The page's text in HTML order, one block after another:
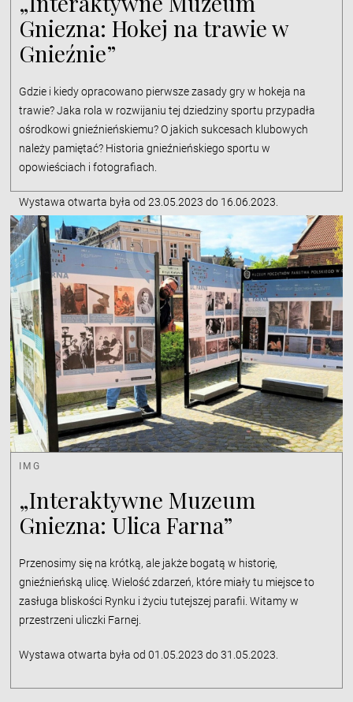
Gniezna: Hokej na trawie w
Gnieźnie”
Gdzie i kiedy opracowano pierwsze zasady gry w hokeja na
trawie? Jaka rola w rozwijaniu tej dziedziny sportu przypadła
ośrodkowi gnieźnieńskiemu? O jakich sukcesach klubowych
należy pamiętać? Historia gnieźnieńskiego sportu w
opowieściach i fotografiach.
Wystawa otwarta była od 23.05.2023 do 16.06.2023.
IMG
„Interaktywne Muzeum
Gniezna: Ulica Farna”
Przenosimy się na krótką, ale jakże bogatą w historię,
gnieźnieńską ulicę. Wielość zdarzeń, które miały tu miejsce to
zasługa bliskości Rynku i życiu tutejszej parafii. Witamy w
przestrzeni uliczki Farnej.
Wystawa otwarta była od 01.05.2023 do 31.05.2023.